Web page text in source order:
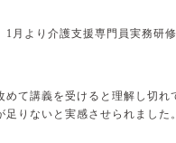
1月より介護支援専門員実務研
めて講義を受けると理解し切れ
足りないと実感させられました